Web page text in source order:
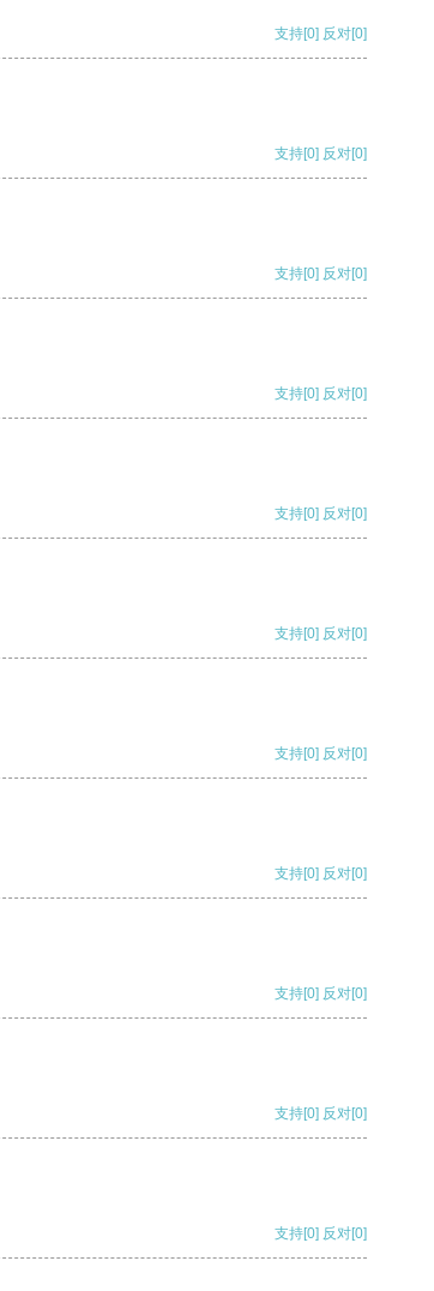
支持[0] 反对[0]
支持[0] 反对[0]
支持[0] 反对[0]
支持[0] 反对[0]
支持[0] 反对[0]
支持[0] 反对[0]
支持[0] 反对[0]
支持[0] 反对[0]
支持[0] 反对[0]
支持[0] 反对[0]
支持[0] 反对[0]